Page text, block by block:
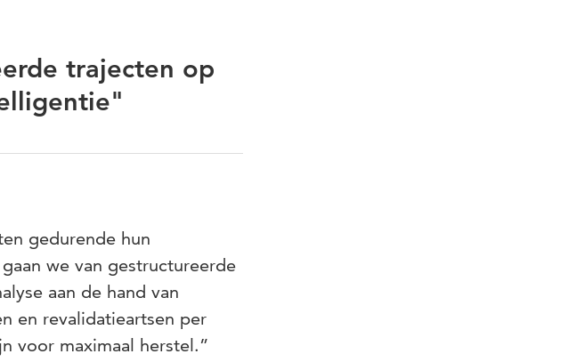
trajecten op
gedurende hun
we van gestructureerde
aan de hand van
en revalidatieartsen per
voor maximaal herstel.”